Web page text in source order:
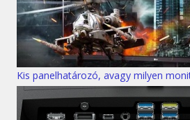
Kis panelhatározó, avagy milyen